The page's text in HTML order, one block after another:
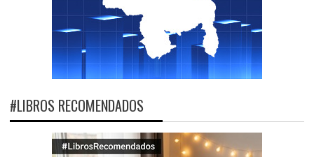
#LIBROS RECOMENDADOS